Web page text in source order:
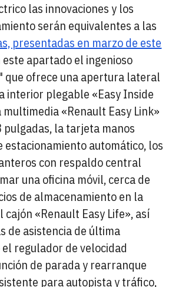
las innovaciones y los
serán equivalentes a las
presentadas en marzo de este
este apartado el ingenioso
que ofrece una apertura lateral
interior plegable «Easy Inside
multimedia «Renault Easy Link»
la tarjeta manos
estacionamiento automático, los
con respaldo central
una oficina móvil, cerca de
de almacenamiento en la
cajón «Renault Easy Life», así
de asistencia de última
regulador de velocidad
de parada y rearranque
para autopista y tráfico,